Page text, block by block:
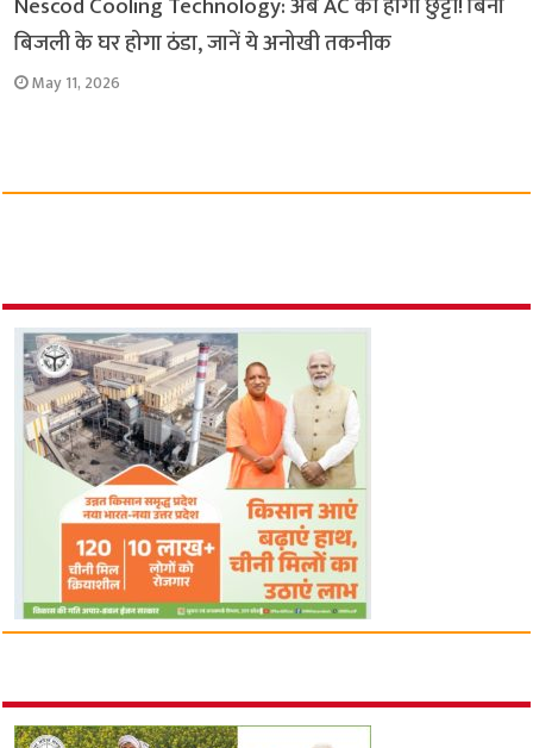
बिजली के घर होगा ठंडा, जानें ये अनोखी तकनीक
May 11, 2026